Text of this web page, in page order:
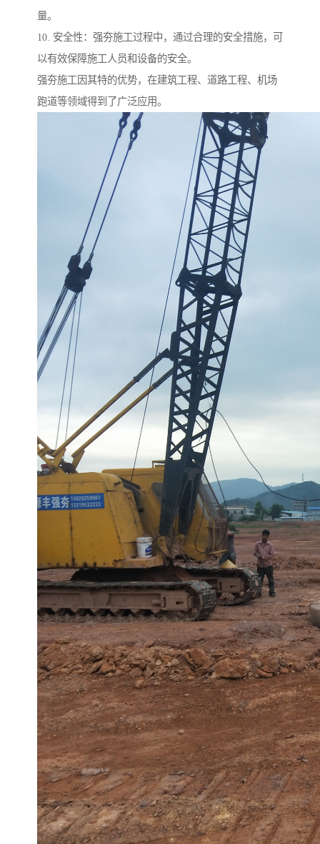
量。
10. 安全性：强夯施工过程中，通过合理的安全措施，可
以有效保障施工人员和设备的安全。
强夯施工因其特的优势，在建筑工程、道路工程、机场
跑道等领域得到了广泛应用。